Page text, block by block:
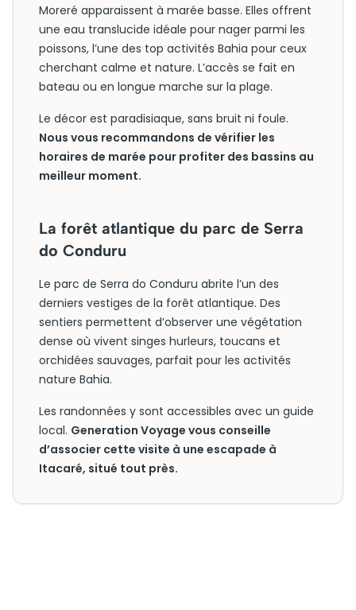
Moreré apparaissent à marée basse. Elles offrent
une eau translucide idéale pour nager parmi les
poissons, l’une des top activités Bahia pour ceux
cherchant calme et nature. L’accès se fait en
bateau ou en longue marche sur la plage.
Le décor est paradisiaque, sans bruit ni foule.
Nous vous recommandons de vérifier les
horaires de marée pour profiter des bassins au
meilleur moment.
La forêt atlantique du parc de Serra
do Conduru
Le parc de Serra do Conduru abrite l’un des
derniers vestiges de la forêt atlantique. Des
sentiers permettent d’observer une végétation
dense où vivent singes hurleurs, toucans et
orchidées sauvages, parfait pour les activités
nature Bahia.
Les randonnées y sont accessibles avec un guide
local. Generation Voyage vous conseille
d’associer cette visite à une escapade à
Itacaré, situé tout près.